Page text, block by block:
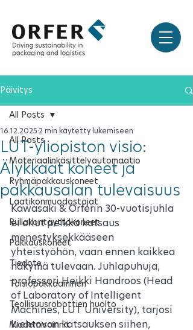
Päivitys
All Posts
Materiaalinkäsittelyautomaatio
Ryhmäpakkauskoneet
Laatikonmuodostajat
Rullakontäyttökoneet
Pakkauskoneet
Tiedote
Toisiopakkaaminen
Teollisuusrobottien huolto
Modernisoinnit
All Posts
LUT-yliopiston visio:
Älykkäät koneet ja
pakkausalan tulevaisuus
16.12.2025 2 min käytetty lukemiseen
Kawasaki & Orferin 30-vuotisjuhla
ei ollut pelkkä katsaus
menestyksekkääseen
yhteistyöhön, vaan ennen kaikkea
näkymä tulevaan. Juhlapuhuja,
professori Heikki Handroos (Head
of Laboratory of Intelligent
Machines, LUT University), tarjosi
kiehtovan katsauksen siihen,